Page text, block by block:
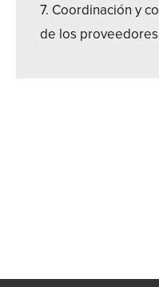
7. Coordinación y
de los